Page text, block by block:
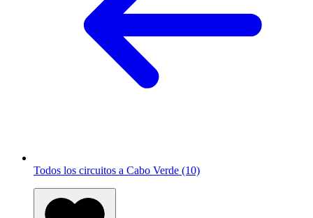
Todos los circuitos a Cabo Verde (10)